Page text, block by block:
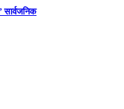
सार्वजनिक